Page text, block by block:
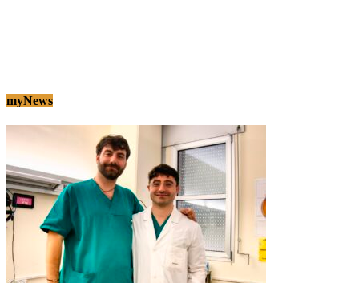
myNews